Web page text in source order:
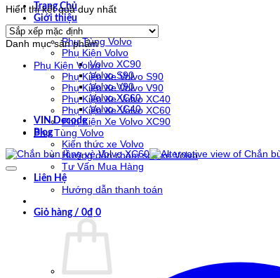
Trang Chủ
Giới thiệu
Cửa Hàng
Phụ Tùng Volvo
Phụ Kiện Volvo
Volvo XC90
Volvo S90
Volvo V90
Volvo XC60
Volvo XC40
VIN Decode
Blog
Kiến thức xe Volvo
Hướng dẫn chăm sóc xe Volvo
Tư Vấn Mua Hàng
Liên Hệ
Hướng dẫn thanh toán
Giỏ hàng / 0₫ 0
Hiển thị kết quả duy nhất
Danh mục sản phẩm
Phụ Kiện Volvo
Phụ Kiện Xe Volvo S90
Phụ Kiện Xe Volvo V90
Phụ Kiện Xe Volvo XC40
Phụ Kiện Xe Volvo XC60
Phụ Kiện Xe Volvo XC90
Phụ Tùng Volvo